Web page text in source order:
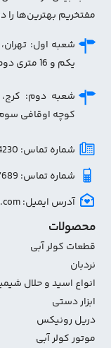
مفتخریم بهترین‌ها را
شعبه اول:
یکم و 16 متری دوم شمالی، فروشگاه شاهین
شعبه دوم: کرج،
کوچه اوقافی
شماره تماس: 46014230-021
شماره تماس: 09122777689
آدرس ایمیل: info[@]shaahinstore.com
محصولات
قطعات کولر آبی
نردبان
انواع اسید و حلال
ابزار دستی
دریل رونیکس
موتور کولر آبی